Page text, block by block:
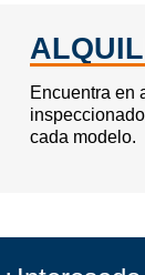
Encuentra en
cada modelo.